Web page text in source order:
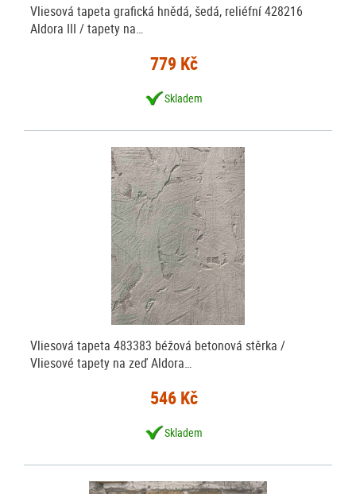
Vliesová tapeta grafická hnědá, šedá, reliéfní 428216
Aldora III / tapety na…
779 Kč
Skladem
Vliesová tapeta 483383 béžová betonová stěrka /
Vliesové tapety na zeď Aldora…
546 Kč
Skladem